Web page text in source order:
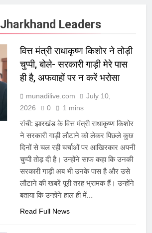
Jharkhand Leaders
वित्त मंत्री राधाकृष्ण किशोर ने तोड़ी
चुप्पी, बोले- सरकारी गाड़ी मेरे पास
ही है, अफवाहों पर न करें भरोसा
munadilive.com
July 10,
2026
0 1 mins
रांची: झारखंड के वित्त मंत्री राधाकृष्ण किशोर
ने सरकारी गाड़ी लौटाने को लेकर पिछले कुछ
दिनों से चल रही चर्चाओं पर आखिरकार अपनी
चुप्पी तोड़ दी है। उन्होंने साफ कहा कि उनकी
सरकारी गाड़ी अब भी उनके पास है और उसे
लौटाने की खबरें पूरी तरह भ्रामक हैं। उन्होंने
बताया कि उन्होंने हाल ही में…
Read Full News